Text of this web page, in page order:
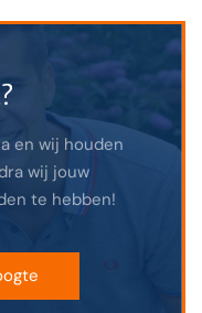
en wij houden
wij jouw
te hebben!